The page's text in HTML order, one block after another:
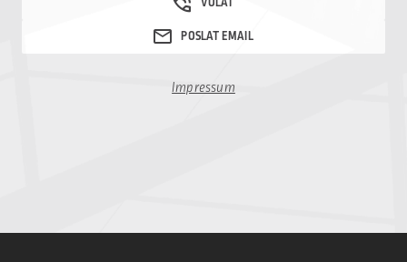
Impressum